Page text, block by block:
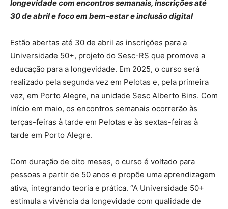
longevidade com encontros semanais, inscrições até
30 de abril e foco em bem-estar e inclusão digital
Estão abertas até 30 de abril as inscrições para a
Universidade 50+, projeto do Sesc-RS que promove a
educação para a longevidade. Em 2025, o curso será
realizado pela segunda vez em Pelotas e, pela primeira
vez, em Porto Alegre, na unidade Sesc Alberto Bins. Com
início em maio, os encontros semanais ocorrerão às
terças-feiras à tarde em Pelotas e às sextas-feiras à
tarde em Porto Alegre.
Com duração de oito meses, o curso é voltado para
pessoas a partir de 50 anos e propõe uma aprendizagem
ativa, integrando teoria e prática. “A Universidade 50+
estimula a vivência da longevidade com qualidade de